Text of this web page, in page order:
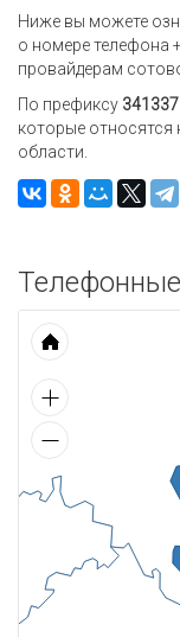
Ниже вы можете
о номере телефона
провайдерам
По префиксу 341337
которые относятся
области.